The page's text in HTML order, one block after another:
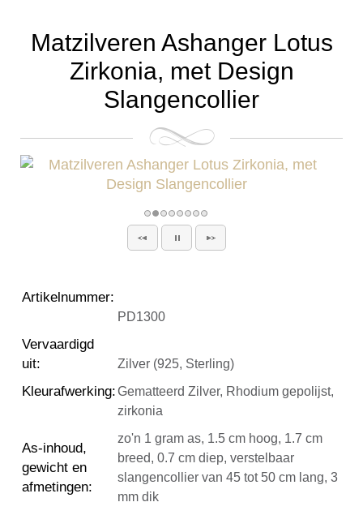
Matzilveren Ashanger Lotus
Zirkonia, met Design
Slangencollier
Artikelnummer:
PD1300
Vervaardigd
uit: Zilver (925, Sterling)
Kleurafwerking:Gematteerd Zilver, Rhodium gepolijst,
zirkonia
As-inhoud,
gewicht en
afmetingen:
zo'n 1 gram as, 1.5 cm hoog, 1.7 cm
breed, 0.7 cm diep, verstelbaar
slangencollier van 45 tot 50 cm lang, 3
mm dik